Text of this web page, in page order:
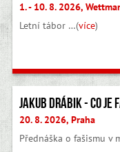
1. - 10. 8. 2026,
Letní tábor …(více)
Jakub Drábik - Co je
20. 8. 2026, Praha
Přednáška o fašismu